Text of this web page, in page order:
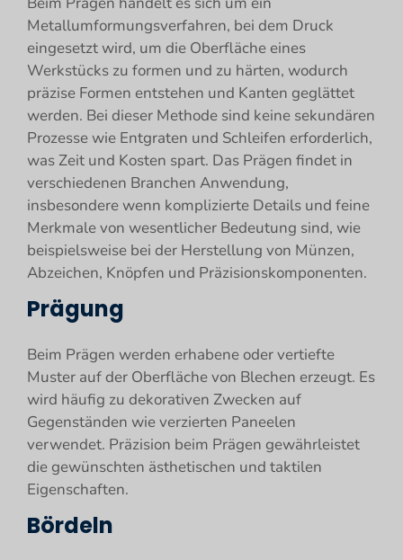
Metallumformungsverfahren, bei dem Druck
eingesetzt wird, um die Oberfläche eines
Werkstücks zu formen und zu härten, wodurch
präzise Formen entstehen und Kanten geglättet
werden. Bei dieser Methode sind keine sekundären
Prozesse wie Entgraten und Schleifen erforderlich,
was Zeit und Kosten spart. Das Prägen findet in
verschiedenen Branchen Anwendung,
insbesondere wenn komplizierte Details und feine
Merkmale von wesentlicher Bedeutung sind, wie
beispielsweise bei der Herstellung von Münzen,
Abzeichen, Knöpfen und Präzisionskomponenten.
Prägung
Beim Prägen werden erhabene oder vertiefte
Muster auf der Oberfläche von Blechen erzeugt. Es
wird häufig zu dekorativen Zwecken auf
Gegenständen wie verzierten Paneelen
verwendet. Präzision beim Prägen gewährleistet
die gewünschten ästhetischen und taktilen
Eigenschaften.
Bördeln